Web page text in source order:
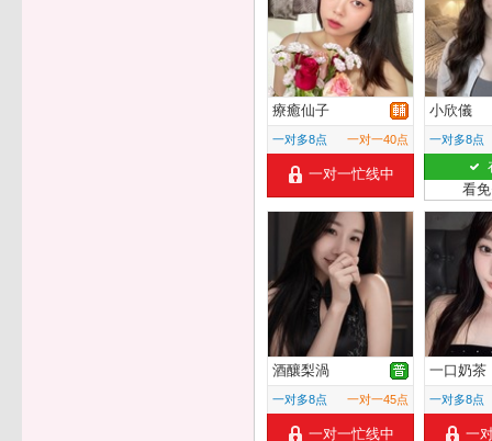
療癒仙子
一对多8点 一对一40点
一对一忙线中
小欣儀
一对多8点
看
酒釀梨渦
一对多8点 一对一45点
一对一忙线中
一口奶茶
一对多8点
一